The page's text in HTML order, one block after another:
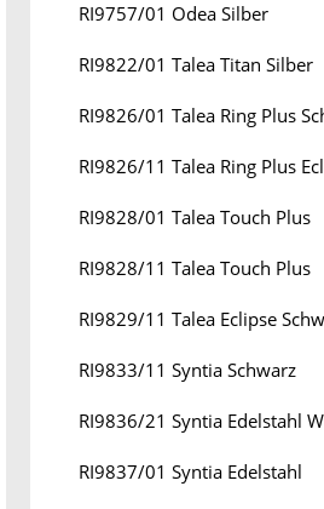
RI9757/01 Odea Silber
RI9822/01 Talea Titan Silber
RI9826/01 Talea Ring Plus
RI9826/11 Talea Ring Plus
RI9828/01 Talea Touch Plus
RI9828/11 Talea Touch Plus
RI9829/11 Talea Eclipse
RI9833/11 Syntia Schwarz
RI9836/21 Syntia Edelstahl
RI9837/01 Syntia Edelstahl